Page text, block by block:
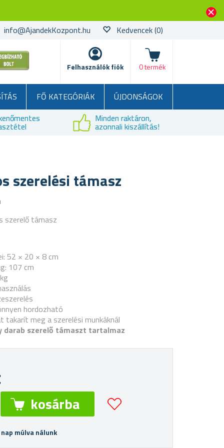
info@AjandekKozpont.hu Kedvencek(0)
Felhasználók fiók
kosár
0 termék
FŐ KATEGÓRIÁK
ÚJDONSÁGOK
Minden raktáron,
azonnali kiszállítás!
szerelési támasz
szerelő támasz
52 × 20 × 8 cm
107 cm
hordozható
takarít meg a szerelési munkáknál
darab szerelő támaszt tartalmaz
nap múlva nálunk